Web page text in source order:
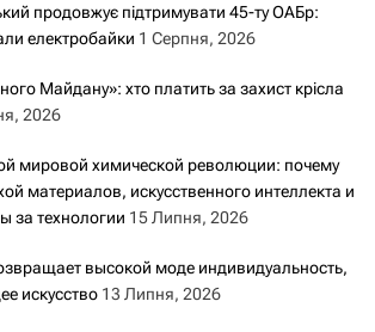
продовжує підтримувати 45-ту ОАБр:
електробайки 1 Серпня, 2026
Майдану»: хто платить за захист крісла
2026
мировой химической революции: почему
материалов, искусственного интеллекта и
за технологии 15 Липня, 2026
высокой моде индивидуальность,
искусство 13 Липня, 2026